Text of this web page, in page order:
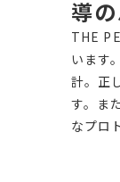
導
THE
います
計。正
す。ま
なプロ